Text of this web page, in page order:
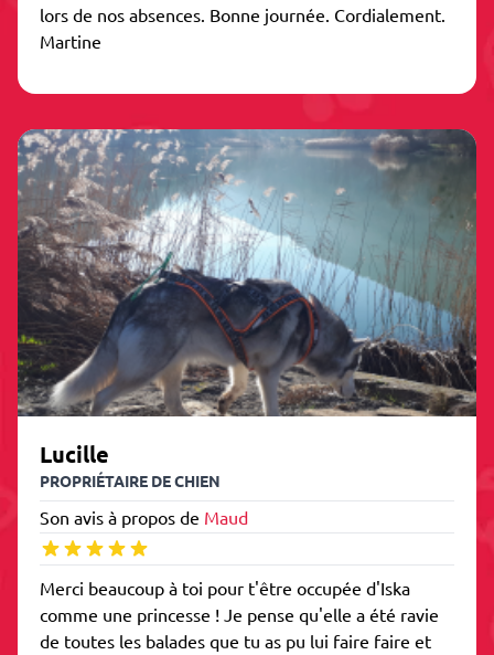
lors de nos absences. Bonne journée. Cordialement.
Martine
Lucille
PROPRIÉTAIRE DE CHIEN
Son avis à propos de Maud
Merci beaucoup à toi pour t'être occupée d'Iska
comme une princesse ! Je pense qu'elle a été ravie
de toutes les balades que tu as pu lui faire faire et